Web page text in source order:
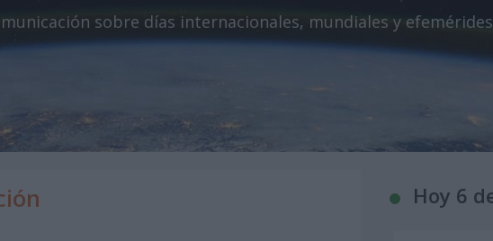
sobre días internacionales, mundiales y
Hoy 6